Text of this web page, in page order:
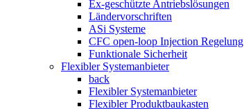
Ex-geschützte Antriebslösungen
Ländervorschriften
ASi Systeme
CFC open-loop Injection Regelung
Funktionale Sicherheit
Flexibler Systemanbieter
back
Flexibler Systemanbieter
Flexibler Produktbaukasten